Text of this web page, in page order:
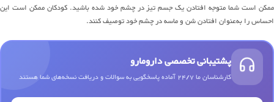
ممکن است شما متوجه افتادن یک جسم تیز در چشم خود شده باشید. کودکان ممکن است این
احساس را به‌عنوان افتادن شن و ماسه در چشم خود توصیف کنند.
پشتیبانی تخصصی دارومارو
کارشناسان ما 24/7 آماده پاسخگویی به سوالات و دریافت نسخه‌های شما هستند